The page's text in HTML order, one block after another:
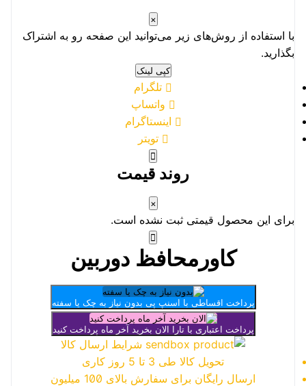
×
با استفاده از روش‌های زیر می‌توانید این صفحه رو به اشتراک
بگذارید.
کپی لینک
تلگرام
واتساپ
اینستاگرام
تویتر
روند قیمت
×
برای این محصول قیمتی ثبت نشده است.
کاورمحافظ دوربین
پرداخت اقساطی با اسنپ پی بدون نیاز به چک یا سفته
پرداخت اعتباری با تارا الان بخرید آخر ماه پرداخت کنید
شرایط ارسال کالا
تحویل کالا طی 3 تا 5 روز کاری
ارسال رایگان برای سفارش بالای 100 میلیون